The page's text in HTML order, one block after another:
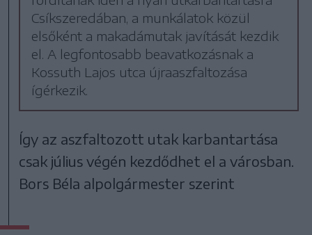
Csíkszeredában, a munkálatok közül
elsőként a makadámutak javítását kezdik
el. A legfontosabb beavatkozásnak a
Kossuth Lajos utca újraaszfaltozása
ígérkezik.
Így az aszfaltozott utak karbantartása
csak július végén kezdődhet el a városban.
Bors Béla alpolgármester szerint